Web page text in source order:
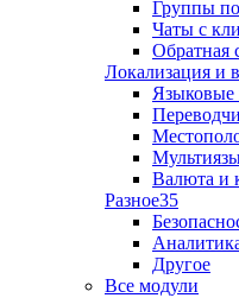
Группы
Чаты с
Обратная
Локализация и
Языковые
Валюта и
Разное35
Другое
Все модули